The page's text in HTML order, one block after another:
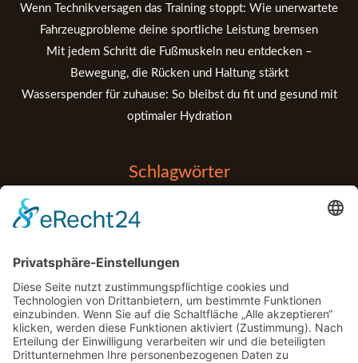
Wenn Technikversagen das Training stoppt: Wie unerwartete
Fahrzeugprobleme deine sportliche Leistung bremsen
Mit jedem Schritt die Fußmuskeln neu entdecken –
Bewegung, die Rücken und Haltung stärkt
Wasserspender für zuhause: So bleibst du fit und gesund mit
optimaler Hydration
Schlagwörter
Anfänger Apps Balance
Fehler Fitness Tipps
Gym Handball Klettern Kraftaufbau Marketing Medizin
Motorrad motorsport MTT Muskelaufbau Physio Pool